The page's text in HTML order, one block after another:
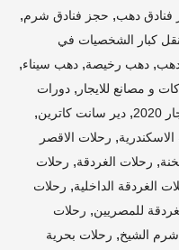
فنادق دهب, حجز فنادق شرم,
كبار الشخصيات في
, دهب رخيصة, دهب سيناء,
و مصانع للايجار , دورات
, دير سانت كاترين,
, رحلات الاقصر
, رحلات الغردقة, رحلات
الغردقة الداخلية, رحلات
للمصريين, رحلات
الشيخ, رحلات بحرية